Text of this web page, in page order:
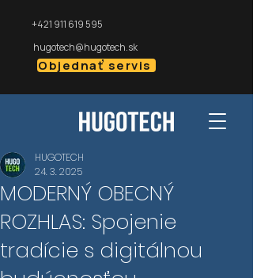
+421 911 619 595
hugotech@hugotech.sk
Objednať servis
MODERNÝ OBECNÝ
ROZHLAS: Spojenie
tradície s digitálnou
HUGOTECH
24. 3. 2025